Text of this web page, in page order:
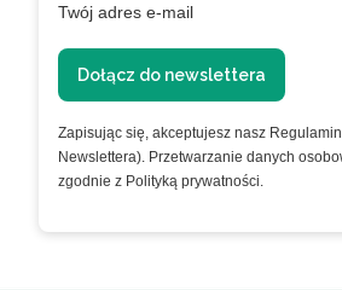
Twój adres e-mail
Dołącz do newslettera
Zapisując się, akceptujesz nasz
Newslettera). Przetwarzanie danych
zgodnie z Polityką prywatności.